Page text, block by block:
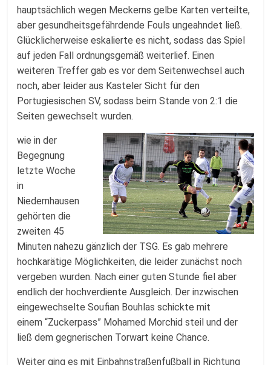
hauptsächlich wegen Meckerns gelbe Karten verteilte,
aber gesundheitsgefährdende Fouls ungeahndet ließ.
Glücklicherweise eskalierte es nicht, sodass das Spiel
auf jeden Fall ordnungsgemäß weiterlief. Einen
weiteren Treffer gab es vor dem Seitenwechsel auch
noch, aber leider aus Kasteler Sicht für den
Portugiesischen SV, sodass beim Stande von 2:1 die
Seiten gewechselt wurden.
wie in der
Begegnung
letzte Woche
in
Niedernhausen
gehörten die
zweiten 45
Minuten nahezu gänzlich der TSG. Es gab mehrere
hochkarätige Möglichkeiten, die leider zunächst noch
vergeben wurden. Nach einer guten Stunde fiel aber
endlich der hochverdiente Ausgleich. Der inzwischen
eingewechselte Soufian Bouhlas schickte mit
einem “Zuckerpass” Mohamed Morchid steil und der
ließ dem gegnerischen Torwart keine Chance.
Weiter ging es mit Einbahnstraßenfußball in Richtung